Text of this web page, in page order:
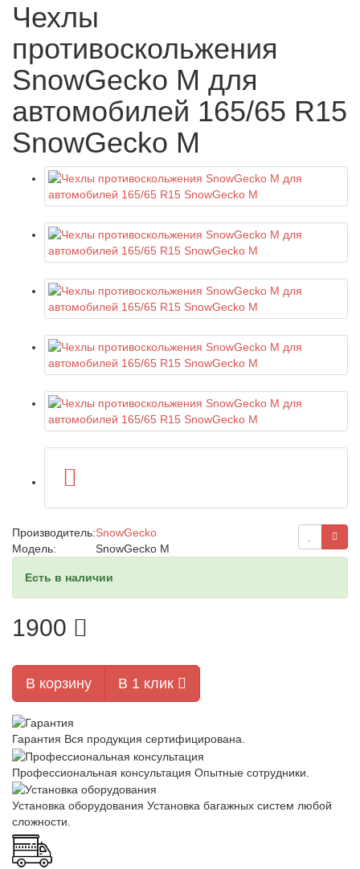
Чехлы
противоскольжения
SnowGecko M для
автомобилей 165/65 R15
SnowGecko M
Производитель:SnowGecko
Модель:
SnowGecko M
Есть в наличии
1900
В корзину В 1 клик
Гарантия Вся продукция сертифицирована.
Профессиональная консультация Опытные сотрудники.
Установка оборудования Установка багажных систем любой
сложности.